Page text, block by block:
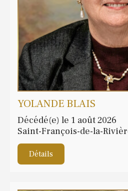
YOLANDE BLAIS
Décédé(e) le 1 août 2026
Saint-François-de-la-
Détails